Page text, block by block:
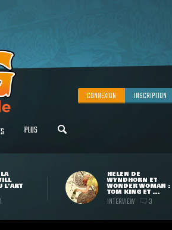
CONNEXION INSCRIPTION
PLUS
L'ART
1
HELEN DE
WYNDHORN ET
WONDER WOMAN :
TOM KING ET ...
INTERVIEW 3